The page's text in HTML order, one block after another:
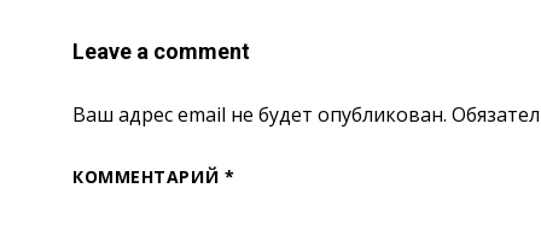
Leave a comment
Ваш адрес email не будет опубликован.
КОММЕНТАРИЙ *